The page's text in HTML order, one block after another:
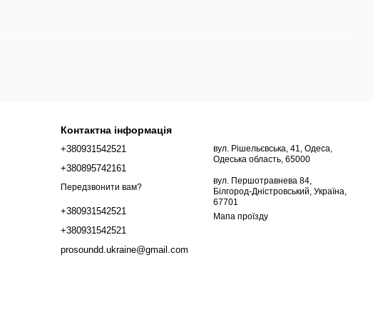
Контактна інформація
+380931542521
+380895742161
Передзвонити вам?
+380931542521
+380931542521
prosoundd.ukraine@gmail.com
вул. Рішельєвська, 41, Одеса,
Одеська область, 65000
вул. Першотравнева 84,
Білгород-Дністровський, Україна,
67701
Мапа проїзду